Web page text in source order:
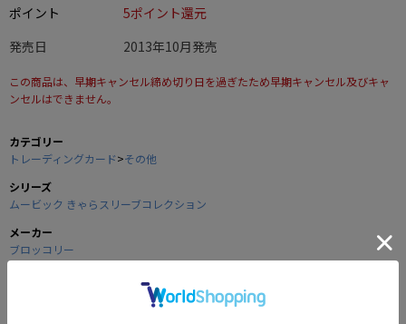
ポイント
5ポイント還元
発売日
2013年10月発売
この商品は、早期キャンセル締め切り日を過ぎたため早期キャンセル及びキャ
ンセルはできません。
カテゴリー
トレーディングカード>その他
シリーズ
ムービック きゃらスリーブコレクション
メーカー
ブロッコリー